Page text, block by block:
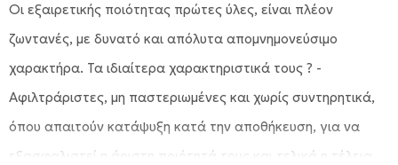
Οι εξαιρετικής ποιότητας πρώτες ύλες, είναι πλέον
ζωντανές, με δυνατό και απόλυτα απομνημονεύσιμο
χαρακτήρα. Τα ιδιαίτερα χαρακτηριστικά τους ? -
Αφιλτράριστες, μη παστεριωμένες και χωρίς συντηρητικά,
όπου απαιτούν κατάψυξη κατά την αποθήκευση, για να
εξασφαλιστεί η άριστη ποιότητά τους και τελικά η τέλεια